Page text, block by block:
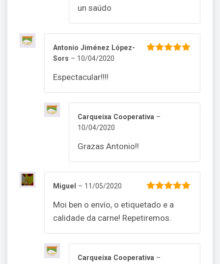
un saúdo
Antonio Jiménez López-
Sors – 10/04/2020
Espectacular!!!!
Carqueixa Cooperativa –
10/04/2020
Grazas Antonio!!
Miguel – 11/05/2020
Moi ben o envío, o etiquetado e a
calidade da carne! Repetiremos.
Carqueixa Cooperativa –